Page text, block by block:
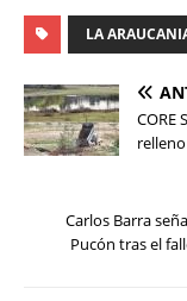
LA
CORE
Carlos Barra
Pucón tras el